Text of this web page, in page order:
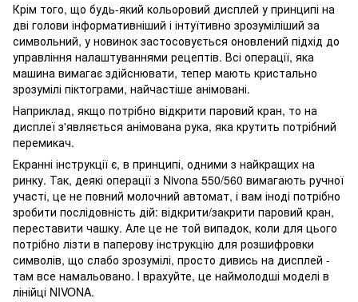
Крім того, що будь-який кольоровий дисплей у принципі на
дві голови інформативніший і інтуїтивно зрозуміліший за
символьний, у новинок застосовується оновлений підхід до
управління налаштуваннями рецептів. Всі операції, яка
машина вимагає здійснювати, тепер мають кристально
зрозумілі піктограми, найчастіше анімовані.
Наприклад, якщо потрібно відкрити паровий кран, то на
дисплеї з'являється анімована рука, яка крутить потрібний
перемикач.
Екранні інструкції є, в принципі, одними з найкращих на
ринку. Так, деякі операції з Nivona 550/560 вимагають ручної
участі, це не повний молочний автомат, і вам іноді потрібно
зробити послідовність дій: відкрити/закрити паровий кран,
переставити чашку. Але це не той випадок, коли для цього
потрібно лізти в паперову інструкцію для розшифровки
символів, що слабо зрозумілі, просто дивись на дисплей -
там все намальовано. І врахуйте, це наймолодші моделі в
лінійці NIVONA.